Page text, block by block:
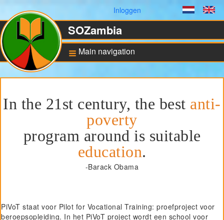
Dutch
Gebruikersmenu
Inloggen
SOZambia
Main navigation
De situatie in Zambia
Educatie en sociale
ontwikkeling
Bankrekening en ANBI
status
Project UNZA Electrical
In the 21st century, the best anti-
poverty
program around is suitable
education.
-Barack Obama
PiVoT staat voor Pilot for Vocational Training: proefproject voor
beroepsopleiding. In het PiVoT project wordt een school voor